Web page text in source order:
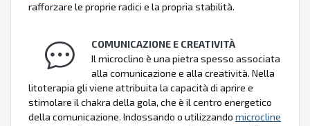
rafforzare le proprie radici e la propria stabilità.
COMUNICAZIONE E CREATIVITÀ
Il microclino è una pietra spesso associata
alla comunicazione e alla creatività. Nella
litoterapia gli viene attribuita la capacità di aprire e
stimolare il chakra della gola, che è il centro energetico
della comunicazione. Indossando o utilizzando microcline